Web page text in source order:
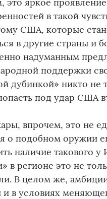
в такой
США, которые
в другие страны и
надуманным
поддержки
дубинкой» никто не
под удар США
впрочем, это не
о подобном оружии
наличие такового
в регионе это не
В целом же,
и в условиях